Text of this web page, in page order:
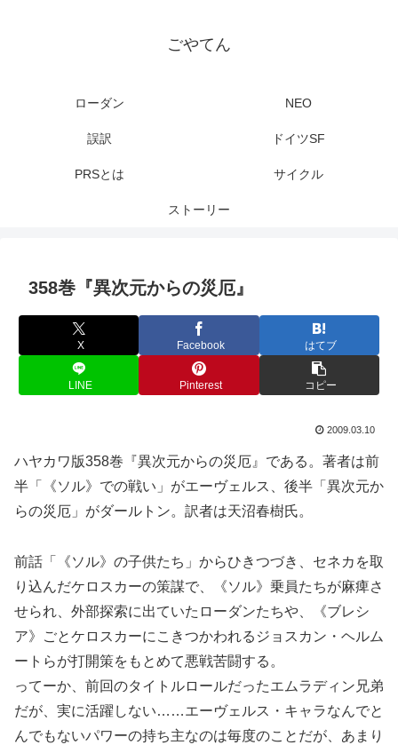
ごやてん
ローダン NEO
誤訳 ドイツSF
PRSとは サイクル
ストーリー
358巻『異次元からの災厄』
X Facebook はてブ
LINE Pinterest コピー
2009.03.10
ハヤカワ版358巻『異次元からの災厄』である。著者は前
半「《ソル》での戦い」がエーヴェルス、後半「異次元か
らの災厄」がダールトン。訳者は天沼春樹氏。
前話「《ソル》の子供たち」からひきつづき、セネカを取
り込んだケロスカーの策謀で、《ソル》乗員たちが麻痺さ
せられ、外部探索に出ていたローダンたちや、《ブレシ
ア》ごとケロスカーにこきつかわれるジョスカン・ヘルム
ートらが打開策をもとめて悪戦苦闘する。
ってーか、前回のタイトルロールだったエムラディン兄弟
だが、実に活躍しない……エーヴェルス・キャラなんでと
んでもないパワーの持ち主なのは毎度のことだが、あまり